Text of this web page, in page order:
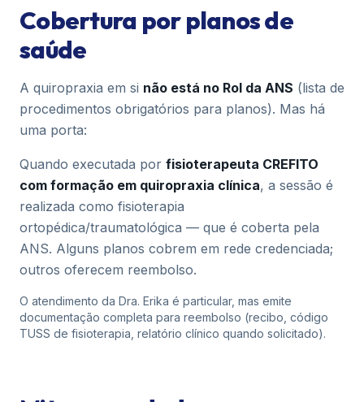
Cobertura por planos de
saúde
A quiropraxia em si não está no Rol da ANS (lista de
procedimentos obrigatórios para planos). Mas há
uma porta:
Quando executada por fisioterapeuta CREFITO
com formação em quiropraxia clínica, a sessão é
realizada como fisioterapia
ortopédica/traumatológica — que é coberta pela
ANS. Alguns planos cobrem em rede credenciada;
outros oferecem reembolso.
O atendimento da Dra. Erika é particular, mas emite
documentação completa para reembolso (recibo, código
TUSS de fisioterapia, relatório clínico quando solicitado).